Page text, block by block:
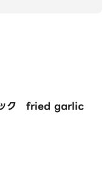
ック fried garlic